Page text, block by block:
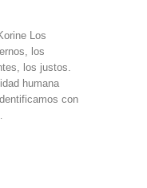
Los
los
los justos.
humana
con